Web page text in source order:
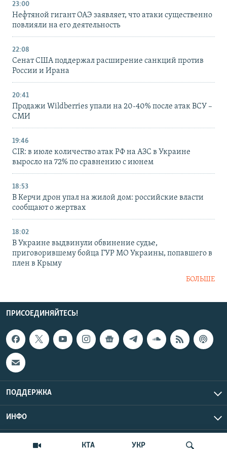
КТА УКР
23:00
Нефтяной гигант ОАЭ заявляет, что атаки существенно
повлияли на его деятельность
22:08
Сенат США поддержал расширение санкций против
России и Ирана
20:41
Продажи Wildberries упали на 20-40% после атак ВСУ –
СМИ
19:46
CIR: в июле количество атак РФ на АЗС в Украине
выросло на 72% по сравнению с июнем
18:53
В Керчи дрон упал на жилой дом: российские власти
сообщают о жертвах
18:02
В Украине выдвинули обвинение судье,
приговорившему бойца ГУР МО Украины, попавшего в
плен в Крыму
БОЛЬШЕ
ПРИСОЕДИНЯЙТЕСЬ!
ПОДДЕРЖКА
ИНФО
Copyright Крым.Реалии, 2026 | Все права защищены.
UTC+3